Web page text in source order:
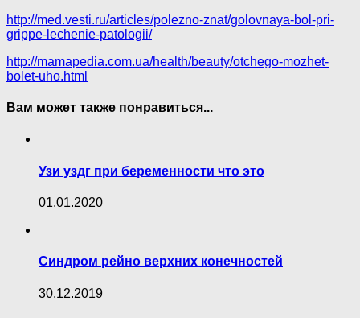
http://med.vesti.ru/articles/polezno-znat/golovnaya-bol-pri-
grippe-lechenie-patologii/
http://mamapedia.com.ua/health/beauty/otchego-mozhet-
bolet-uho.html
Вам может также понравиться...
Узи уздг при беременности что это
01.01.2020
Синдром рейно верхних конечностей
30.12.2019